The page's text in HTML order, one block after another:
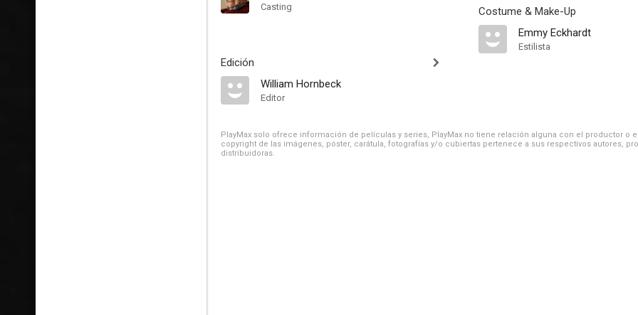
Casting
Edición
William Hornbeck
Editor
Costume & Make-Up
Emmy Eckhardt
Estilista
PlayMax solo ofrece información de películas y series, PlayMax no tiene relación alguna con el productor o
copyright de las imágenes, póster, carátula, fotografías y/o cubiertas pertenece a sus respectivos autores,
distribuidoras.